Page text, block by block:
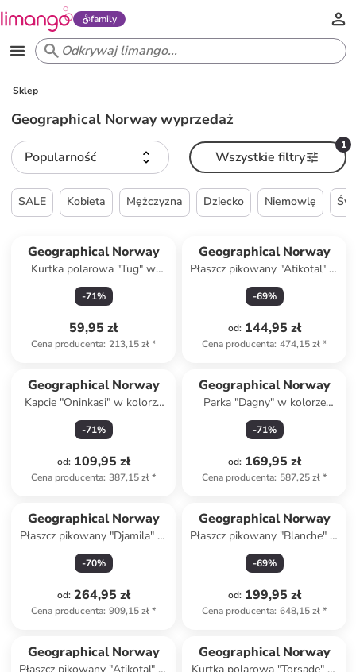
family
Sklep
Geographical Norway wyprzedaż
Popularność
1
Wszystkie filtry
SALE Kobieta Mężczyzna Dziecko Niemowlę
Geographical Norway
Kurtka polarowa "Tug" w
kolorze szarobrązowym
-71%
59,95 zł
Cena producenta: 213,15 zł*
Geographical Norway
Płaszcz pikowany "Atikotal" w
kolorze szarym
-69%
od: 144,95 zł
Cena producenta: 474,15 zł*
Geographical Norway
Kapcie "Oninkasi" w kolorze
czarnym
-71%
od: 109,95 zł
Cena producenta: 387,15 zł*
Geographical Norway
Parka "Dagny" w kolorze
czarnym
-71%
od: 169,95 zł
Cena producenta: 587,25 zł*
Geographical Norway
Płaszcz pikowany "Djamila" w
kolorze granatowym
-70%
od: 264,95 zł
Cena producenta: 909,15 zł*
Geographical Norway
Płaszcz pikowany "Blanche" w
kolorze szarobrązowym
-69%
od: 199,95 zł
Cena producenta: 648,15 zł*
Geographical Norway Geographical Norway